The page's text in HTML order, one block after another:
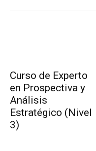
Curso de Experto
en Prospectiva y
Análisis
Estratégico (Nivel
3)